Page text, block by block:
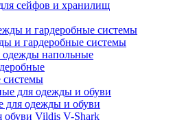
сейфов и хранилищ
и гардеробные системы
напольные
системы
одежды и обуви
Vildis V-Shark